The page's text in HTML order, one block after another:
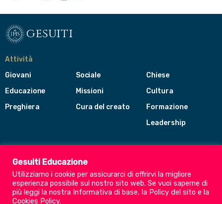
gesuiti
Attività
Giovani
Educazione
Preghiera
Sociale
Missioni
Cura del creato
Chiese
Cultura
Formazione
Leadership
Menù
navigazione
del
footer
Compagnia di Gesù
CEP - Conferenza delle Province Europee
Gesuiti Educazione
Utilizziamo i cookie per assicurarci di offrirvi la migliore
esperienza possibile sul nostro sito web. Se vuoi saperne di
più leggi la nostra Informativa di base, la Policy del sito e la
Cookies Policy.